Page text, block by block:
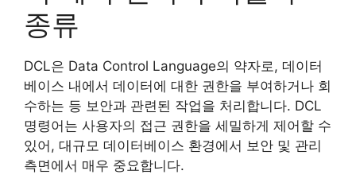
종류
DCL은 Data Control Language의 약자로, 데이터
베이스 내에서 데이터에 대한 권한을 부여하거나 회
수하는 등 보안과 관련된 작업을 처리합니다. DCL
명령어는 사용자의 접근 권한을 세밀하게 제어할 수
있어, 대규모 데이터베이스 환경에서 보안 및 관리
측면에서 매우 중요합니다.